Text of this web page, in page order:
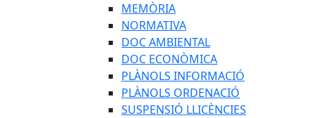
MEMÒRIA
NORMATIVA
DOC AMBIENTAL
DOC ECONÒMICA
PLÀNOLS INFORMACIÓ
PLÀNOLS ORDENACIÓ
SUSPENSIÓ LLICÈNCIES